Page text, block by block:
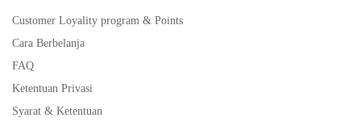
Customer Loyality program & Points
Cara Berbelanja
FAQ
Ketentuan Privasi
Syarat & Ketentuan